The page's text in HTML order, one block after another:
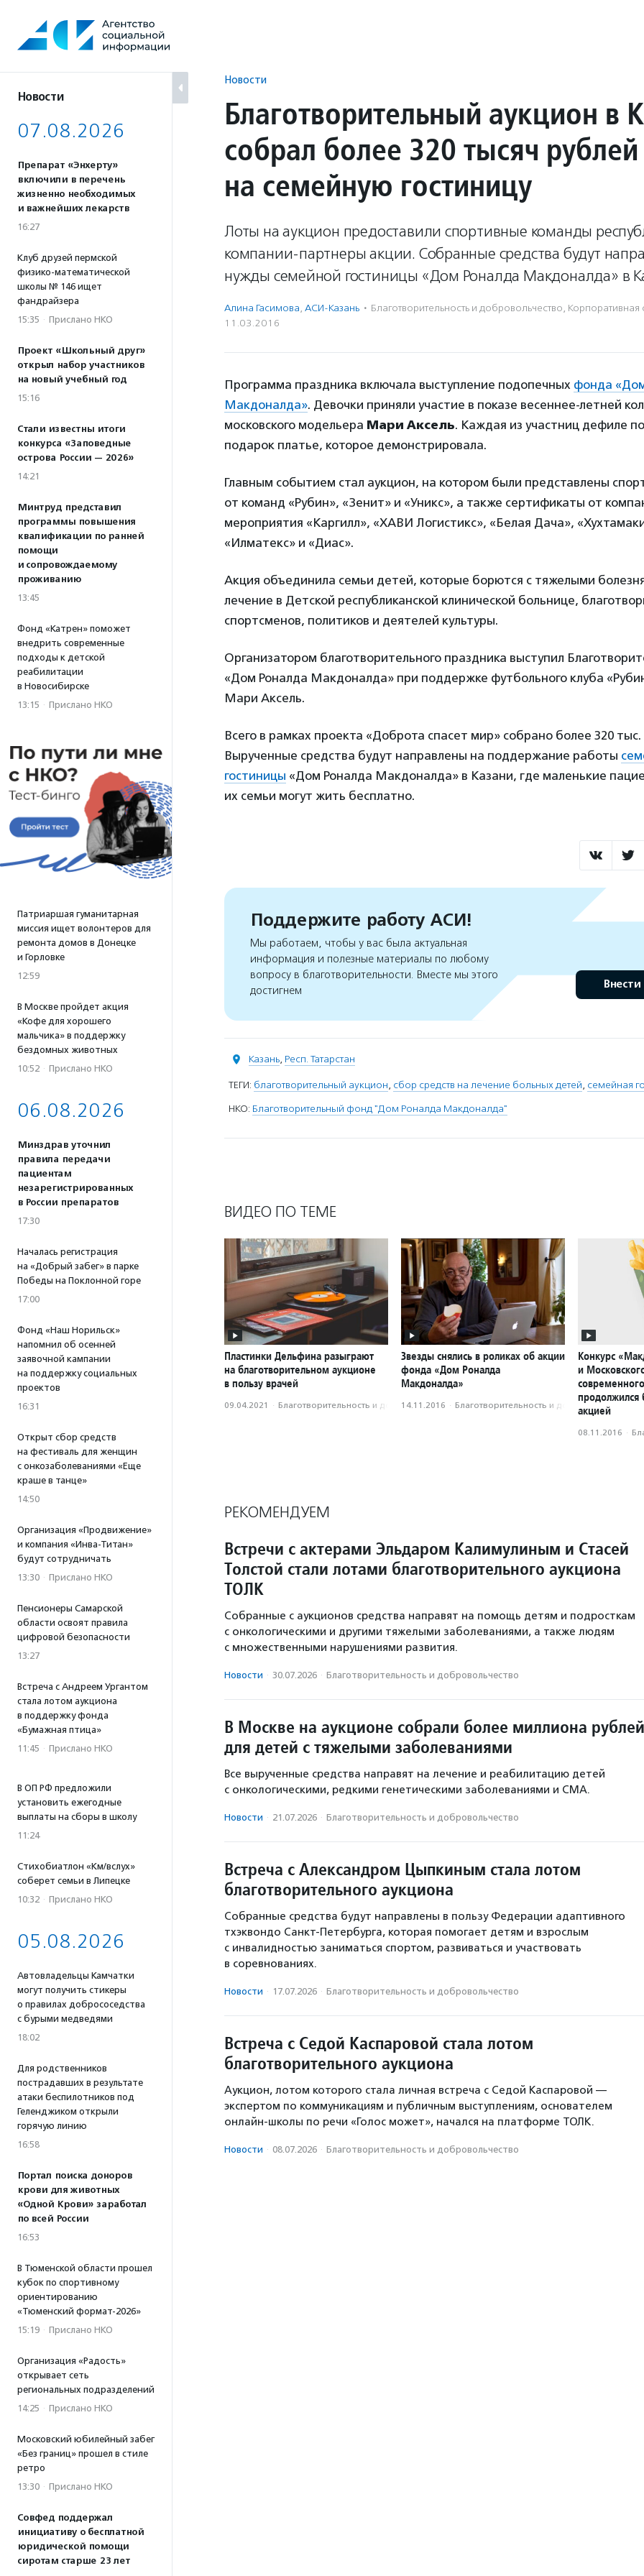
содержанию
Новости
07.08.2026
Препарат «Энхерту»
включили в перечень
жизненно необходимых
и важнейших лекарств
16:27
Клуб друзей пермской
физико-математической
школы № 146 ищет
фандрайзера
15:35 · Прислано НКО
Проект «Школьный друг»
открыл набор участников
на новый учебный год
15:16
Стали известны итоги
конкурса «Заповедные
острова России — 2026»
14:21
Минтруд представил
программы повышения
квалификации по ранней
помощи
и сопровождаемому
проживанию
13:45
Фонд «Катрен» поможет
внедрить современные
подходы к детской
реабилитации
в Новосибирске
13:15 · Прислано НКО
Патриаршая гуманитарная
миссия ищет волонтеров для
ремонта домов в Донецке
и Горловке
12:59
В Москве пройдет акция
«Кофе для хорошего
мальчика» в поддержку
бездомных животных
10:52 · Прислано НКО
06.08.2026
Минздрав уточнил
правила передачи
пациентам
незарегистрированных
в России препаратов
17:30
Началась регистрация
на «Добрый забег» в парке
Победы на Поклонной горе
17:00
Фонд «Наш Норильск»
напомнил об осенней
заявочной кампании
на поддержку социальных
проектов
16:31
Открыт сбор средств
на фестиваль для женщин
с онкозаболеваниями «Еще
краше в танце»
14:50
Организация «Продвижение»
и компания «Инва-Титан»
будут сотрудничать
13:30 · Прислано НКО
Пенсионеры Самарской
области освоят правила
цифровой безопасности
13:27
Встреча с Андреем Ургантом
стала лотом аукциона
в поддержку фонда
«Бумажная птица»
11:45 · Прислано НКО
В ОП РФ предложили
установить ежегодные
выплаты на сборы в школу
11:24
Стихобиатлон «Км/вслух»
соберет семьи в Липецке
10:32 · Прислано НКО
05.08.2026
Автовладельцы Камчатки
могут получить стикеры
о правилах добрососедства
с бурыми медведями
18:02
Для родственников
пострадавших в результате
атаки беспилотников под
Геленджиком открыли
горячую линию
16:58
Портал поиска доноров
крови для животных
«Одной Крови» заработал
по всей России
16:53
В Тюменской области прошел
кубок по спортивному
ориентированию
«Тюменский формат-2026»
15:19 · Прислано НКО
Организация «Радость»
открывает сеть
региональных подразделений
14:25 · Прислано НКО
Московский юбилейный забег
«Без границ» прошел в стиле
ретро
13:30 · Прислано НКО
Совфед поддержал
инициативу о бесплатной
юридической помощи
сиротам старше 23 лет
Новости
Благотворительный аукцион в
собрал более 320 тысяч рублей
на семейную гостиницу
Лоты на аукцион предоставили спортивные команды
компании-партнеры акции. Собранные средства будут
нужды семейной гостиницы «Дом Роналда Макдоналда» в
Алина Гасимова, АСИ-Казань · Благотвори­тель­ность и доброволь­чест­во, Корпоративная
11.03.2016
Программа праздника включала выступление подопечных фонда
Макдоналда». Девочки приняли участие в показе весеннее-летней
московского модельера Мари Аксель. Каждая из участниц дефиле
подарок платье, которое демонстрировала.
Главным событием стал аукцион, на котором были представлены
от команд «Рубин», «Зенит» и «Уникс», а также сертификаты от
мероприятия «Каргилл», «ХАВИ Логистикс», «Белая Дача»,
«Илматекс» и «Диас».
Акция объединила семьи детей, которые борются с тяжелыми
лечение в Детской республиканской клинической больнице,
спортсменов, политиков и деятелей культуры.
Организатором благотворительного праздника выступил
«Дом Роналда Макдоналда» при поддержке футбольного клуба
Мари Аксель.
Всего в рамках проекта «Доброта спасет мир» собрано более 320 тыс.
Вырученные средства будут направлены на поддержание работы
гостиницы «Дом Роналда Макдоналда» в Казани, где маленькие
их семьи могут жить бесплатно.
Поддержите работу АСИ!
Мы работаем, чтобы у вас была актуальная
информация и полезные материалы по любому
вопросу в благотворительности. Вместе мы этого
достигнем
Внести
Казань, Респ. Татарстан
ТЕГИ: благотворительный аукцион, сбор средств на лечение больных детей, семейная
НКО: Благотворительный фонд "Дом Роналда Макдоналда"
ВИДЕО ПО ТЕМЕ
Пластинки Дельфина разыграют
на благотворительном аукционе
в пользу врачей
09.04.2021 · Благотвори­тель­ность и доброволь­чест­во
Звезды снялись в роликах об акции
фонда «Дом Роналда
Макдоналда»
14.11.2016 · Благотвори­тель­ность и доброволь­чест­во
Конкурс
и
продолжился
акцией
08.11.2016 ·
РЕКОМЕНДУЕМ
Встречи с актерами Эльдаром Калимулиным и Стасей
Толстой стали лотами благотворительного аукциона
ТОЛК
Собранные с аукционов средства направят на помощь детям и подросткам
с онкологическими и другими тяжелыми заболеваниями, а также людям
с множественными нарушениями развития.
Новости · 30.07.2026 · Благотвори­тель­ность и доброволь­чест­во
В Москве на аукционе собрали более миллиона рублей
для детей с тяжелыми заболеваниями
Все вырученные средства направят на лечение и реабилитацию детей
с онкологическими, редкими генетическими заболеваниями и СМА.
Новости · 21.07.2026 · Благотвори­тель­ность и доброволь­чест­во
Встреча с Александром Цыпкиным стала лотом
благотворительного аукциона
Собранные средства будут направлены в пользу Федерации адаптивного
тхэквондо Санкт-Петербурга, которая помогает детям и взрослым
с инвалидностью заниматься спортом, развиваться и участвовать
в соревнованиях.
Новости · 17.07.2026 · Благотвори­тель­ность и доброволь­чест­во
Встреча с Седой Каспаровой стала лотом
благотворительного аукциона
Аукцион, лотом которого стала личная встреча с Седой Каспаровой —
экспертом по коммуникациям и публичным выступлениям, основателем
онлайн-школы по речи «Голос может», начался на платформе ТОЛК.
Новости · 08.07.2026 · Благотвори­тель­ность и доброволь­чест­во